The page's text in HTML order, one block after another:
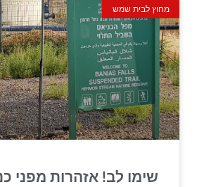
מחוץ לבית שמש
שימו לב! אזהרות מפני